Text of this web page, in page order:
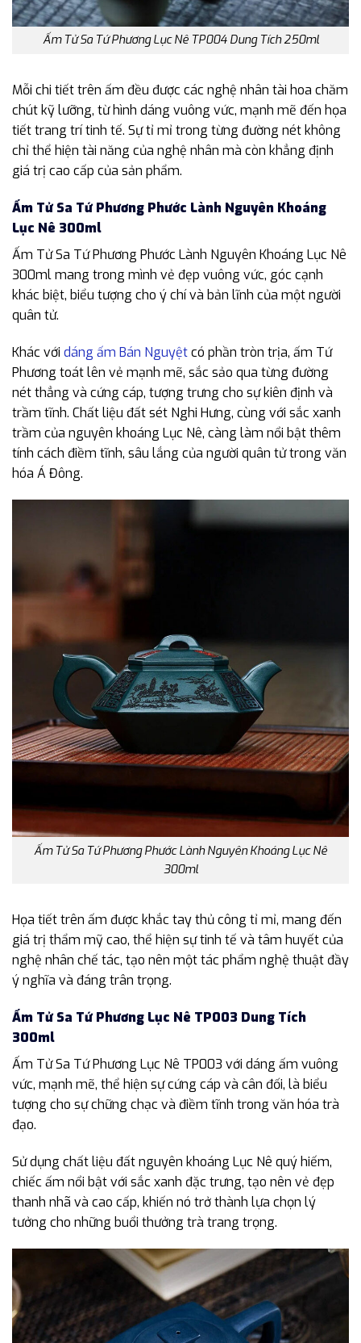
Ấm Tử Sa Tứ Phương Lục Nê TP004 Dung Tích 250ml
Mỗi chi tiết trên ấm đều được các nghệ nhân tài hoa chăm
chút kỹ lưỡng, từ hình dáng vuông vức, mạnh mẽ đến họa
tiết trang trí tinh tế. Sự tỉ mỉ trong từng đường nét không
chỉ thể hiện tài năng của nghệ nhân mà còn khẳng định
giá trị cao cấp của sản phẩm.
Ấm Tử Sa Tứ Phương Phước Lành Nguyên Khoáng
Lục Nê 300ml
Ấm Tử Sa Tứ Phương Phước Lành Nguyên Khoáng Lục Nê
300ml mang trong mình vẻ đẹp vuông vức, góc cạnh
khác biệt, biểu tượng cho ý chí và bản lĩnh của một người
quân tử.
Khác với dáng ấm Bán Nguyệtcó phần tròn trịa, ấm Tứ
Phương toát lên vẻ mạnh mẽ, sắc sảo qua từng đường
nét thẳng và cứng cáp, tượng trưng cho sự kiên định và
trầm tĩnh. Chất liệu đất sét Nghi Hưng, cùng với sắc xanh
trầm của nguyên khoáng Lục Nê, càng làm nổi bật thêm
tính cách điềm tĩnh, sâu lắng của người quân tử trong văn
hóa Á Đông.
Ấm Tử Sa Tứ Phương Phước Lành Nguyên Khoáng Lục Nê
300ml
Họa tiết trên ấm được khắc tay thủ công tỉ mỉ, mang đến
giá trị thẩm mỹ cao, thể hiện sự tinh tế và tâm huyết của
nghệ nhân chế tác, tạo nên một tác phẩm nghệ thuật đầy
ý nghĩa và đáng trân trọng.
Ấm Tử Sa Tứ Phương Lục Nê TP003 Dung Tích
300ml
Ấm Tử Sa Tứ Phương Lục Nê TP003 với dáng ấm vuông
vức, mạnh mẽ, thể hiện sự cứng cáp và cân đối, là biểu
tượng cho sự chững chạc và điềm tĩnh trong văn hóa trà
đạo.
Sử dụng chất liệu đất nguyên khoáng Lục Nê quý hiếm,
chiếc ấm nổi bật với sắc xanh đặc trưng, tạo nên vẻ đẹp
thanh nhã và cao cấp, khiến nó trở thành lựa chọn lý
tưởng cho những buổi thưởng trà trang trọng.